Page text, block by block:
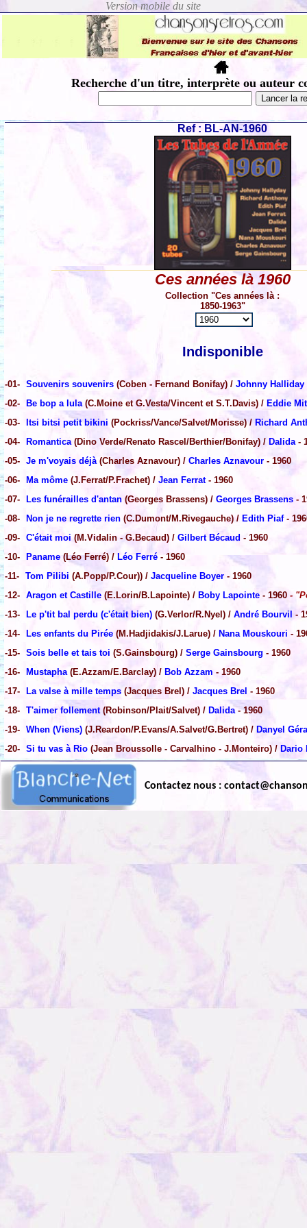
Recherche d'un titre, interprète ou auteur
Ref : BL-AN-1960
Ces années là 1960
Collection "Ces années là :
1850-1963"
Indisponible
-01- Souvenirs souvenirs (Coben - Fernand Bonifay) / Johnny Halliday
-02-
Be bop a lula(C.Moine et G.Vesta/Vincent et S.T.Davis) / Eddie
-03-
Itsi bitsi petit bikini (Pockriss/Vance/Salvet/Morisse) / Richard
-04-
Romantica(Dino Verde/Renato Rascel/Berthier/Bonifay) / Dalida-
-05- Je m'voyais déjà(Charles Aznavour) / Charles Aznavour - 1960
-06-
Ma môme (J.Ferrat/P.Frachet) / Jean Ferrat- 1960
-07-
Les funérailles d'antan (Georges Brassens) / Georges Brassens -
-08-
Non je ne regrette rien (C.Dumont/M.Rivegauche) / Edith Piaf-
-09- C'était moi (M.Vidalin - G.Becaud) / Gilbert Bécaud - 1960
-10-
Paname (Léo Ferré) / Léo Ferré - 1960
-11- Tom Pilibi (A.Popp/P.Cour)) / Jacqueline Boyer - 1960
-12- Aragon et Castille (E.Lorin/B.Lapointe) / Boby Lapointe - 1960 -
-13-
Le p'tit bal perdu (c'était bien) (G.Verlor/R.Nyel) / André Bourvil -
-14-
Les enfants du Pirée (M.Hadjidakis/J.Larue) / Nana Mouskouri -
-15- Sois belle et tais toi (S.Gainsbourg) / Serge Gainsbourg - 1960
-16-
Mustapha(E.Azzam/E.Barclay) / Bob Azzam - 1960
-17-
La valse à mille temps (Jacques Brel) / Jacques Brel - 1960
-18- T'aimer follement (Robinson/Plait/Salvet) / Dalida- 1960
-19- When (Viens) (J.Reardon/P.Evans/A.Salvet/G.Bertret) / Danyel
-20- Si tu vas à Rio (Jean Broussolle - Carvalhino - J.Monteiro) / Dario
Contactez nous :